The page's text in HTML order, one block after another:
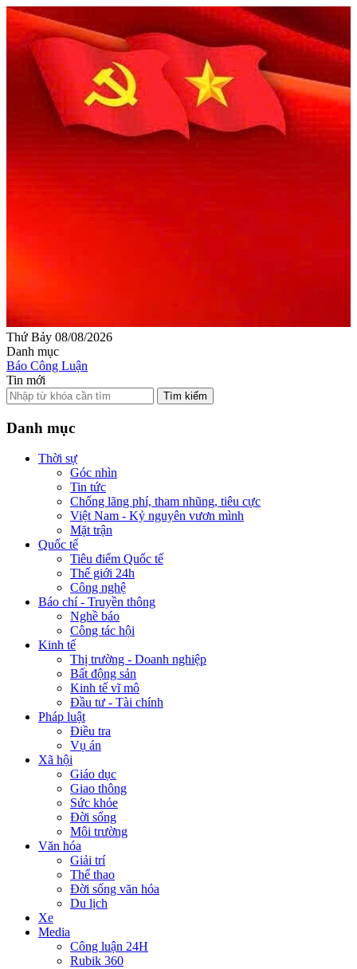
Thứ Bảy 08/08/2026
Danh mục
Báo Công Luận
Tin mới
Tìm kiếm
Danh mục
Thời sự
Góc nhìn
Tin tức
Chống lãng phí, tham nhũng, tiêu cực
Việt Nam - Kỷ nguyên vươn mình
Mặt trận
Quốc tế
Tiêu điểm Quốc tế
Thế giới 24h
Công nghệ
Báo chí - Truyền thông
Nghề báo
Công tác hội
Kinh tế
Thị trường - Doanh nghiệp
Bất động sản
Kinh tế vĩ mô
Đầu tư - Tài chính
Pháp luật
Điều tra
Vụ án
Xã hội
Giáo dục
Giao thông
Sức khỏe
Đời sống
Môi trường
Văn hóa
Giải trí
Thể thao
Đời sống văn hóa
Du lịch
Xe
Media
Công luận 24H
Rubik 360